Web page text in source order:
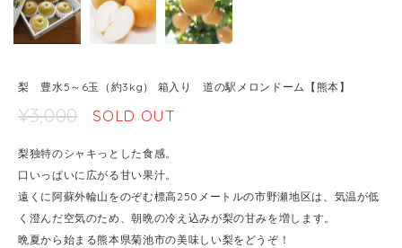
梨 豊水5～6玉（約3kg） 箱入り 道の駅メロンドーム【熊本】
¥3,000 SOLD OUT
梨独特のシャキっとした食感。
口いっぱいに広がる甘い果汁。
遠くに阿蘇外輪山をのぞむ標高250メートルの市野瀬地区は、気温が低
く澄んだ空気のため、朝晩の冷え込みが梨の甘みを増します。
晩夏から始まる熊本県菊池市の美味しい梨をどうぞ！